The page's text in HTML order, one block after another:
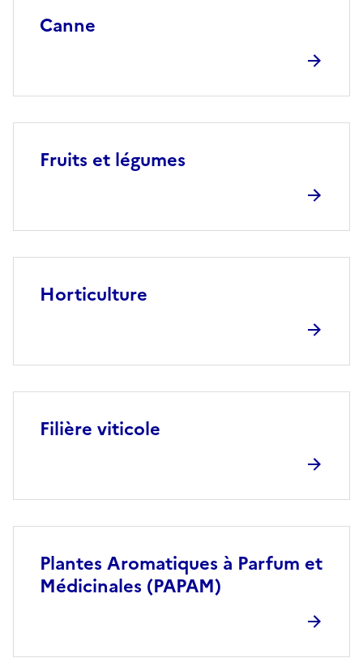
Canne
Fruits et légumes
Horticulture
Filière viticole
Plantes Aromatiques à Parfum et
Médicinales (PAPAM)